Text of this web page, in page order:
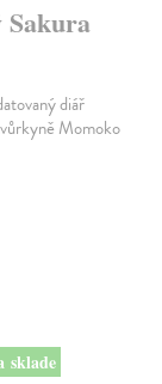
Sakura
diář
Momoko
sklade